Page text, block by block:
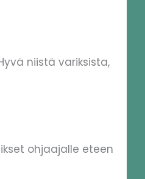
niistä variksista,
ohjaajalle eteen